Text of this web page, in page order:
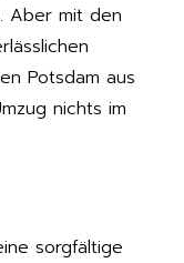
Aber mit den
Potsdam aus
nichts im
sorgfältige